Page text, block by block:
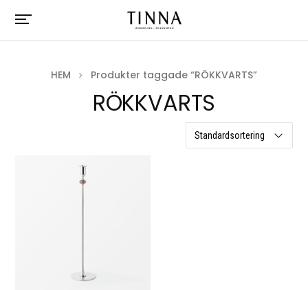
HEM Produkter taggade “RÖKKVARTS”
RÖKKVARTS